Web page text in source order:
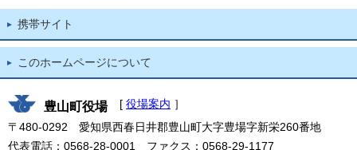
携帯サイト
このホームページについて
豊山町役場 [ 役場案内 ］
〒480-0292 愛知県西春日井郡豊山町大字豊場字新栄260番地
代表電話：0568-28-0001 ファクス：0568-29-1177